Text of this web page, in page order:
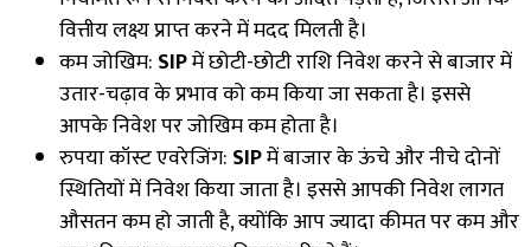
वित्तीय लक्ष्य प्राप्त करने में मदद मिलती है।
कम जोखिम: SIPमें छोटी-छोटी राशि निवेश करने से बाजार में
उतार-चढ़ाव के प्रभाव को कम किया जा सकता है। इससे
आपके निवेश पर जोखिम कम होता है।
रुपया कॉस्ट एवरेजिंग: SIPमें बाजार के ऊंचे और नीचे दोनों
स्थितियों में निवेश किया जाता है। इससे आपकी निवेश लागत
औसतन कम हो जाती है,क्योंकि आप ज्यादा कीमत पर कम और